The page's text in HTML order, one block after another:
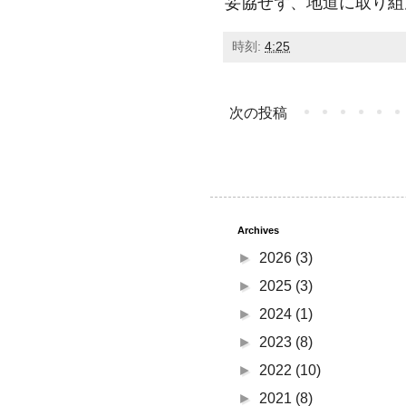
時刻: 4:25
次の投稿
Archives
► 2026 (3)
► 2025 (3)
► 2024 (1)
► 2023 (8)
► 2022 (10)
► 2021 (8)